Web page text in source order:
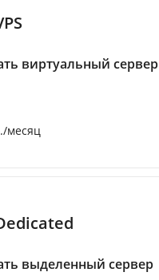
виртуальный сервер
месяц
выделенный сервер